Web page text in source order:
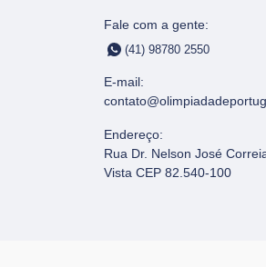
Fale com a gente:
(41) 98780 2550
E-mail:
Endereço:
Rua Dr. Nelson José
Vista CEP 82.540-100